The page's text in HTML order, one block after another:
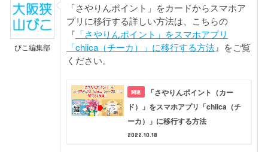
びこ編集部
「さやりんポイント」をカードからスマホア
プリに移行する詳しい方法は、こちらの
『 「さやりんポイント」をスマホアプリ
「chiica（チーカ）」に移行する方法』をご覧
ください。
「さやりんポイント（カー
ド）」をスマホアプリ「chiica（チ
ーカ）」に移行する方法
2022.10.18